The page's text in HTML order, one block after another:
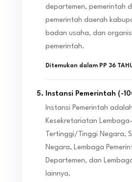
departemen, pemerintah
pemerintah daerah
badan usaha, dan
pemerintah.
Ditemukan dalam PP 36
Instansi Pemerintah ( -
Instansi Pemerintah
Kesekretariatan
Tertinggi/Tinggi Negara,
Negara, Lembaga
Departemen, dan
lainnya.